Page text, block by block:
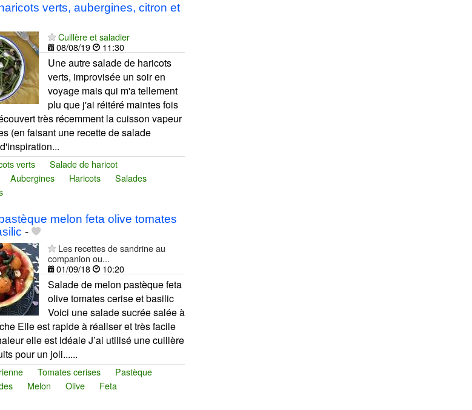
verts, aubergines, citron et
Cuillère et saladier
08/08/19
11:30
Une autre salade de haricots
verts, improvisée un soir en
voyage mais qui m'a tellement
plu que j'ai réitéré maintes fois
très récemment la cuisson vapeur
(en faisant une recette de salade
verts
Salade de haricot
Aubergines Haricots
Salades
melon feta olive tomates
-
Les recettes de sandrine au
companion ou...
01/09/18
10:20
Salade de melon pastèque feta
olive tomates cerise et basilic
Voici une salade sucrée salée à
Elle est rapide à réaliser et très facile
elle est idéale J’ai utilisé une cuillère
pour un joli......
Tomates cerises
Pastèque
Melon Olive Feta